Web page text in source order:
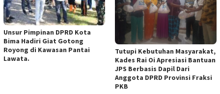
Unsur Pimpinan DPRD Kota
Bima Hadiri Giat Gotong
Royong di Kawasan Pantai
Lawata.
Tutupi Kebutuhan Masyarakat,
Kades Rai Oi Apresiasi Bantuan
JPS Berbasis Dapil Dari
Anggota DPRD Provinsi Fraksi
PKB